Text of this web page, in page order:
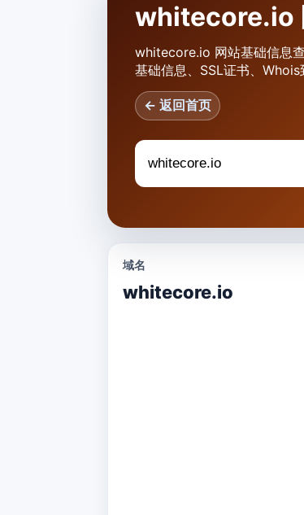
whitecore.io
whitecore.io 网站基础信息
基础信息、SSL证书、Whois
← 返回首页
域名
whitecore.io